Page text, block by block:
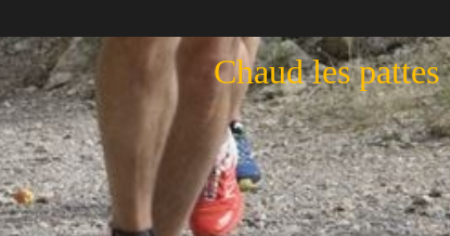
Chaud les pattes